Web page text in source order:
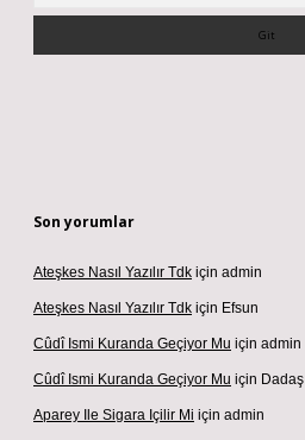
Son yorumlar
Ateşkes Nasıl Yazılır Tdk için admin
Ateşkes Nasıl Yazılır Tdk için Efsun
Cûdî Ismi Kuranda Geçiyor Mu için admin
Cûdî Ismi Kuranda Geçiyor Mu için Dadaş
Aparey Ile Sigara Içilir Mi için admin